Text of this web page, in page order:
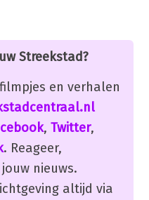
Streekstad?
en verhalen
, Twitter,
. Reageer,
nieuws.
altijd via